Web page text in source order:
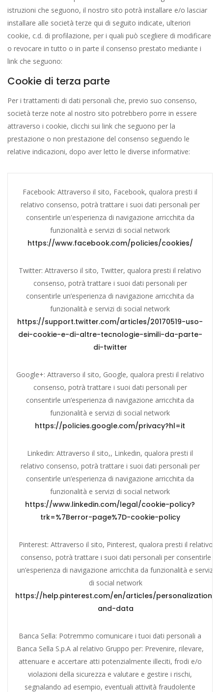
istruzioni che seguono, il nostro sito potrà installare e/o lasciar
installare alle società terze qui di seguito indicate, ulteriori
cookie, c.d. di profilazione, per i quali può scegliere di modificare
o revocare in tutto o in parte il consenso prestato mediante i
link che seguono:
Cookie di terza parte
Per i trattamenti di dati personali che, previo suo consenso,
società terze note al nostro sito potrebbero porre in essere
attraverso i cookie, clicchi sui link che seguono per la
prestazione o non prestazione del consenso seguendo le
relative indicazioni, dopo aver letto le diverse informative:
Facebook: Attraverso il sito, Facebook, qualora presti il
relativo consenso, potrà trattare i suoi dati personali per
consentirle un'esperienza di navigazione arricchita da
funzionalità e servizi di social network
https://www.facebook.com/policies/cookies/
Twitter: Attraverso il sito, Twitter, qualora presti il relativo
consenso, potrà trattare i suoi dati personali per
consentirle un’esperienza di navigazione arricchita da
funzionalità e servizi di social network
https://support.twitter.com/articles/20170519-uso-
dei-cookie-e-di-altre-tecnologie-simili-da-parte-
di-twitter
Google+: Attraverso il sito, Google, qualora presti il relativo
consenso, potrà trattare i suoi dati personali per
consentirle un’esperienza di navigazione arricchita da
funzionalità e servizi di social network
https://policies.google.com/privacy?hl=it
Linkedin: Attraverso il sito,, Linkedin, qualora presti il
relativo consenso, potrà trattare i suoi dati personali per
consentirle un’esperienza di navigazione arricchita da
funzionalità e servizi di social network
https://www.linkedin.com/legal/cookie-policy?
trk=%7Berror-page%7D-cookie-policy
Pinterest: Attraverso il sito, Pinterest, qualora presti il relativo
consenso, potrà trattare i suoi dati personali per consentirle
un’esperienza di navigazione arricchita da funzionalità e servizi
di social network
https://help.pinterest.com/en/articles/personalization-
and-data
Banca Sella: Potremmo comunicare i tuoi dati personali a
Banca Sella S.p.A al relativo Gruppo per: Prevenire, rilevare,
attenuare e accertare atti potenzialmente illeciti, frodi e/o
violazioni della sicurezza e valutare e gestire i rischi,
segnalando ad esempio, eventuali attività fraudolente